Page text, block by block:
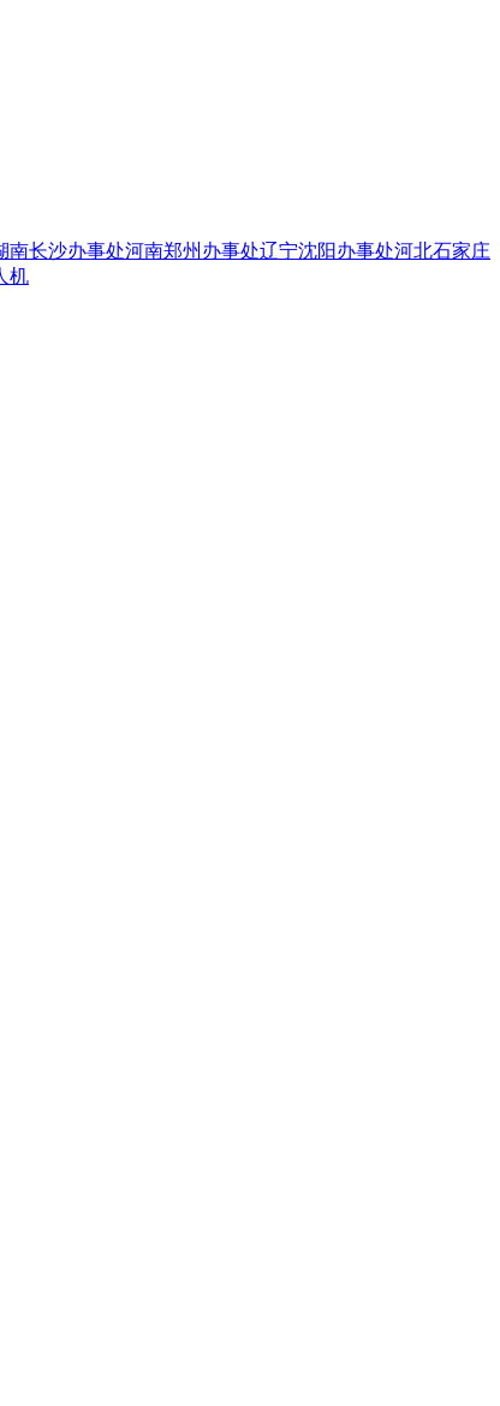
南长沙办事处河南郑州办事处辽宁沈阳办事处河北石家庄
机